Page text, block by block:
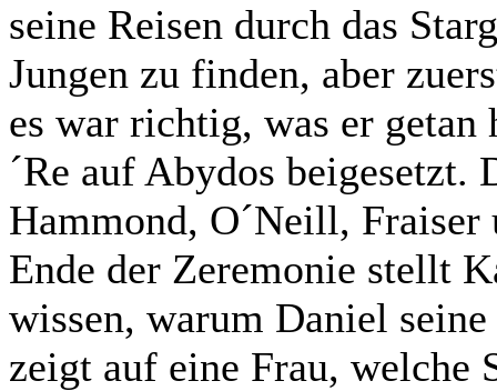
seine Reisen durch das
Jungen zu finden, aber
es war richtig, was er getan
´Re auf Abydos beigesetzt.
Hammond, O´Neill,
Ende der Zeremonie stellt
wissen, warum Daniel
zeigt auf eine Frau, welche